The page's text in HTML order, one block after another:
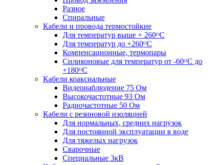
Разное
Спиральные
Кабели и провода термостойкие
Для температур выше + 260ᴼС
Для температур до +260ᴼС
Компенсационные, термопары
Силиконовые для температур от -60ᴼC до
+180ᴼС
Кабели коаксиальные
Видеонаблюдение 75 Ом
Высокочастотные 93 Ом
Радиочастотные 50 Ом
Кабели с резиновой изоляцией
Для нормальных, средних нагрузок
Для постоянной эксплуатации в воде
Для тяжелых нагрузок
Сварочные
Специальные 3кВ